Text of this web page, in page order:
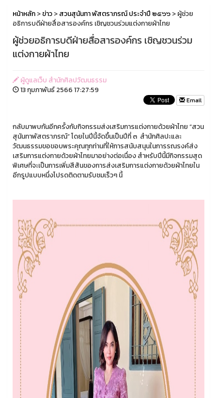
หน้าหลัก>ข่าว>สวนสุนันทา พัสตราภรณ์ ประจำปี ๒๕๖๖> ผู้ช่วย
อธิการบดีฝ่ายสื่อสารองค์กร เชิญชวนร่วมแต่งกายผ้าไทย
ผู้ช่วยอธิการบดีฝ่ายสื่อสารองค์กร เชิญชวนร่วม
แต่งกายผ้าไทย
ผู้ดูแลเว็บ สำนักศิลปวัฒนธรรม
13 กุมภาพันธ์ 2566 17:27:59
Email
กลับมาพบกันอีกครั้งกับกิจกรรมส่งเสริมการแต่งกายด้วยผ้าไทย “สวน
สุนันทาพัสตราภรณ์” โดยในปีนี้จัดขึ้นเป็นปีที่ ๓ สำนักศิลปะและ
วัฒนธรรมขอขอบพระคุณทุกท่านที่ให้การสนับสนุนในการรณรงค์ส่ง
เสริมการแต่งกายด้วยผ้าไทยมาอย่างต่อเนื่อง สำหรับปีนี้มีกิจกรรมสุด
พิเศษที่จะเป็นการเพิ่มสีสันของการส่งเสริมการแต่งกายด้วยผ้าไทยใน
อีกรูปแบบหนึ่งโปรดติดตามรับชมเร็วๆ นี้